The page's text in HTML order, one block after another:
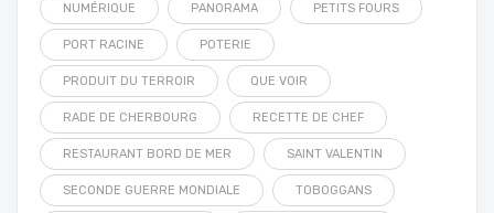
NUMÉRIQUE PANORAMA PETITS FOURS
PORT RACINE POTERIE
PRODUIT DU TERROIR QUE VOIR
RADE DE CHERBOURG RECETTE DE CHEF
RESTAURANT BORD DE MER SAINT VALENTIN
SECONDE GUERRE MONDIALE TOBOGGANS